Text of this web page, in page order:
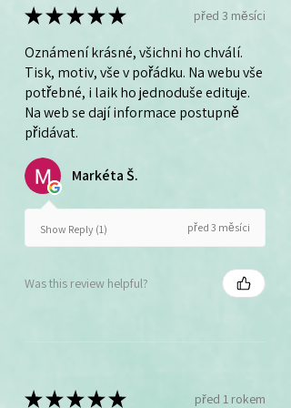
★★★★★ před 3 měsíci
Oznámení krásné, všichni ho chválí.
Tisk, motiv, vše v pořádku. Na webu vše
potřebné, i laik ho jednoduše edituje.
Na web se dají informace postupně
přidávat.
Markéta Š.
Show Reply (1) před 3 měsíci
Was this review helpful?
★★★★★ před 1 rokem